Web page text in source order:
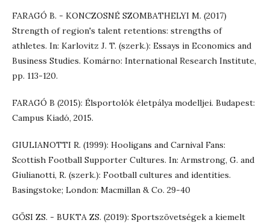
FARAGÓ B. - KONCZOSNÉ SZOMBATHELYI M. (2017)
Strength of region's talent retentions: strengths of
athletes. In: Karlovitz J. T. (szerk.): Essays in Economics and
Business Studies. Komárno: International Research Institute,
pp. 113-120.
FARAGÓ B (2015): Élsportolók életpálya modelljei. Budapest:
Campus Kiadó, 2015.
GIULIANOTTI R. (1999): Hooligans and Carnival Fans:
Scottish Football Supporter Cultures. In: Armstrong, G. and
Giulianotti, R. (szerk.): Football cultures and identities.
Basingstoke; London: Macmillan & Co. 29-40
GŐSI ZS. - BUKTA ZS. (2019): Sportszövetségek a kiemelt